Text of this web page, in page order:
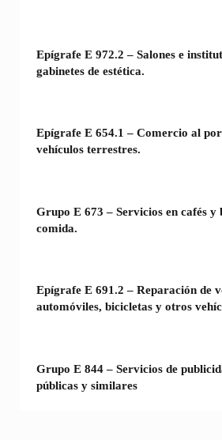
Epígrafe E 972.2 – Salones e
gabinetes de estética.
Epígrafe E 654.1 – Comercio al
vehículos terrestres.
Grupo E 673 – Servicios en cafés y
comida.
Epígrafe E 691.2 – Reparación de
automóviles, bicicletas y otros
Grupo E 844 – Servicios de
públicas y similares